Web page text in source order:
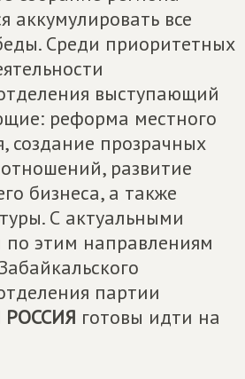
аккумулировать все
Среди приоритетных
выступающий
реформа местного
создание прозрачных
развитие
бизнеса, а также
С актуальными
этим направлениям
партии
готовы идти на